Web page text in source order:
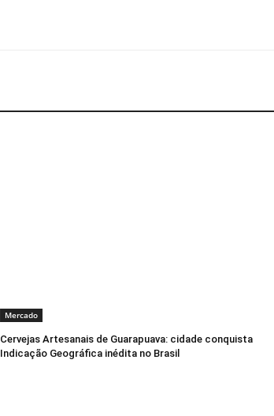
Mercado
Cervejas Artesanais de Guarapuava: cidade conquista
Indicação Geográfica inédita no Brasil